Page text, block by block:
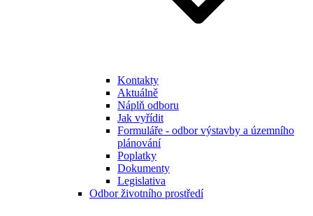
Kontakty
Aktuálně
Náplň odboru
Jak vyřídit
Formuláře - odbor výstavby a územního
plánování
Poplatky
Dokumenty
Legislativa
Odbor životního prostředí